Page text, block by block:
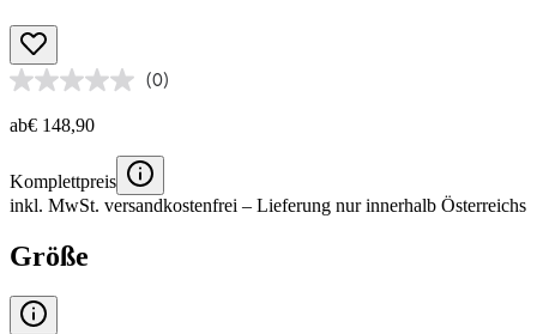
(0)
ab€ 148,90
Komplettpreis
inkl. MwSt. versandkostenfrei – Lieferung nur innerhalb Österreichs
Größe